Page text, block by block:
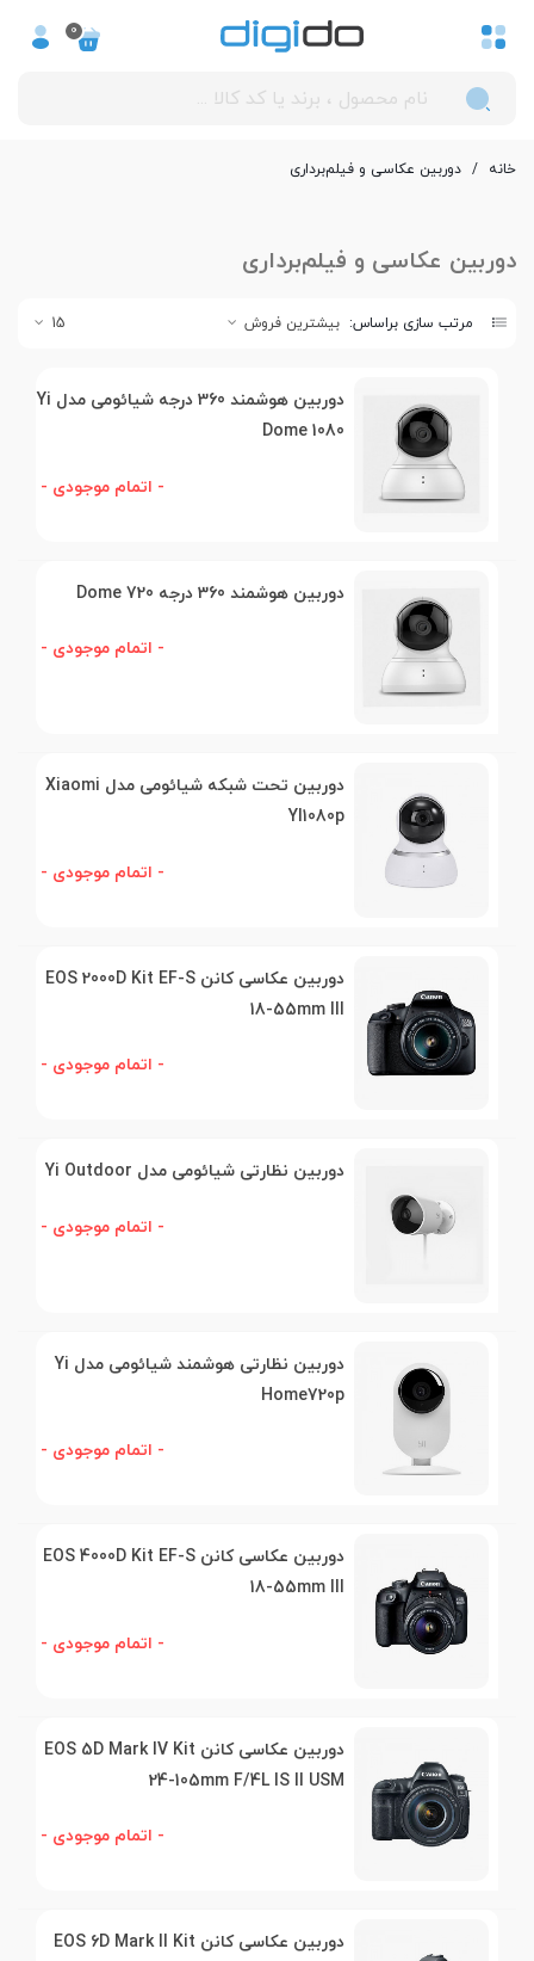
0
خانه / دوربین عکاسی و فیلم‌برداری
دوربین عکاسی و فیلم‌برداری
مرتب سازی براساس: بیشترین فروش 15
دوربین هوشمند 360 درجه شیائومی مدل Yi
Dome 1080
- اتمام موجودی -
دوربین هوشمند 360 درجه Dome 720
- اتمام موجودی -
دوربین تحت شبکه شیائومی مدل Xiaomi
YI1080p
- اتمام موجودی -
دوربین عکاسی کانن EOS 2000D Kit EF-S
18-55mm III
- اتمام موجودی -
دوربین نظارتی شیائومی مدل Yi Outdoor
- اتمام موجودی -
دوربین نظارتی هوشمند شیائومی مدل Yi
Home720p
- اتمام موجودی -
دوربین عکاسی کانن EOS 4000D Kit EF-S
18-55mm III
- اتمام موجودی -
دوربین عکاسی کانن EOS 5D Mark IV Kit
24-105mm F/4L IS II USM
- اتمام موجودی -
دوربین عکاسی کانن EOS 6D Mark II Kit